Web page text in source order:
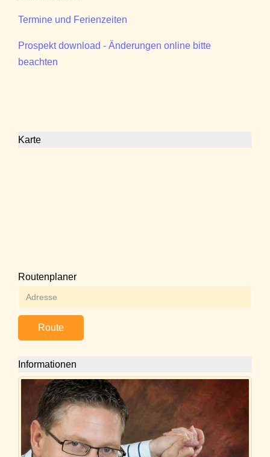
Termine und Ferienzeiten
Prospekt download - Änderungen online bitte
beachten
Karte
Routenplaner
Route
Informationen